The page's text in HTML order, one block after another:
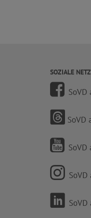
SOZIALE
SoVD
SoVD
SoVD